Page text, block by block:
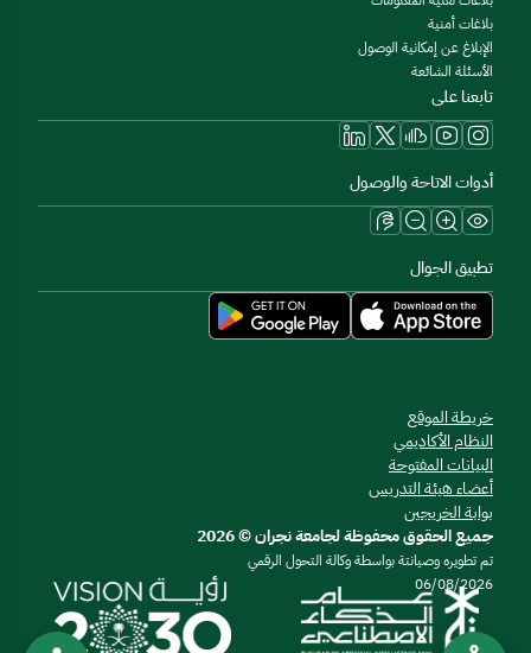
بلاغات أمنية
الإبلاغ عن إمكانية الوصول
الأسئلة الشائعة
تابعنا على
أدوات الاتاحة والوصول
تطبيق الجوال
خريطة الموقع
النظام الأكاديمي
البيانات المفتوحة
أعضاء هيئة التدريس
بوابة الخريجين
جميع الحقوق محفوظة لجامعة نجران © 2026
تم تطويره وصيانتة بواسطة وكالة التحول الرقمي
06/08/2026